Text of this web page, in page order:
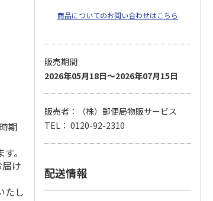
期
。
け
たし
商品についてのお問い合わせはこちら
販売期間
2026年05月18日～2026年07月15日
販売者：（株）郵便局物販サービス
TEL： 0120-92-2310
配送情報